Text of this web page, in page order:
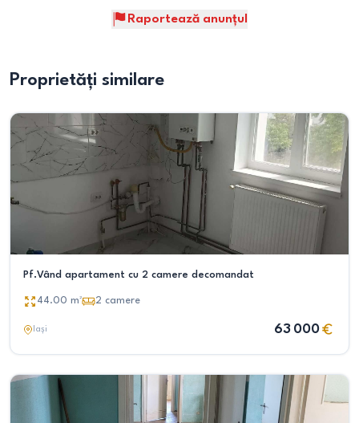
Raportează anunțul
Proprietăți similare
Pf.Vând apartament cu 2 camere decomandat
44.00 m² 2 camere
Iași 63 000